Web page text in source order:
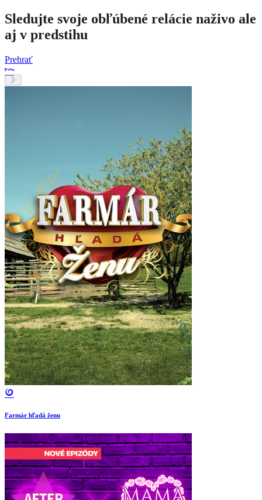
Sledujte svoje obľúbené relácie naživo ale
aj v predstihu
Prehrať
Farmár hľadá ženu